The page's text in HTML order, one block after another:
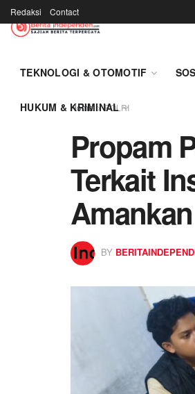
Redaksi Contact
TEKNOLOGI & OTOMOTIF
HUKUM & KRIMINAL
Home POLRI
Propam
Terkait
BY